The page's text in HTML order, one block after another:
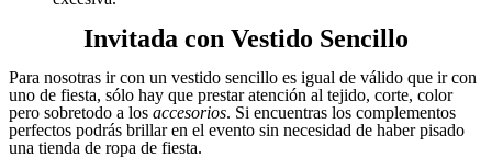
Invitada con Vestido Sencillo
Para nosotras ir con un vestido sencillo es igual de válido que ir con
uno de fiesta, sólo hay que prestar atención al tejido, corte, color
pero sobretodo a los accesorios. Si encuentras los complementos
perfectos podrás brillar en el evento sin necesidad de haber pisado
una tienda de ropa de fiesta.